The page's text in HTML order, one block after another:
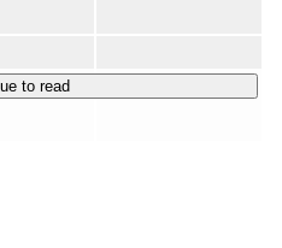
形での社名変更に至りまし
』を展開し、出資いただ
to read